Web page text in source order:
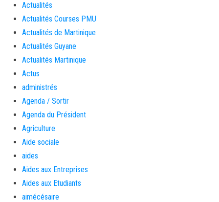
Actualités
Actualités Courses PMU
Actualités de Martinique
Actualités Guyane
Actualités Martinique
Actus
administrés
Agenda / Sortir
Agenda du Président
Agriculture
Aide sociale
aides
Aides aux Entreprises
Aides aux Etudiants
aimécésaire